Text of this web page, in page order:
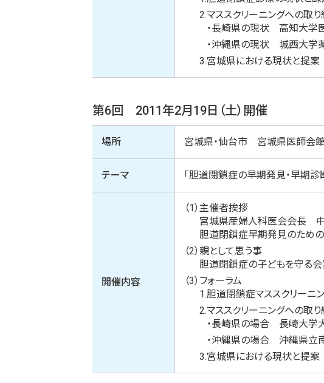
2.マススクリーニングへの取
・長崎県の現状 高知大
・沖縄県の現状 城西大学
3.宮城県における現状と提
第6回 2011年2月19日（土）開催
場所 宮城県・仙台市 宮城県医師会
テーマ 「胆道閉鎖症の早期発見・早期診
開催内容
（1） 主催者挨拶
宮城県産婦人科医会会長
胆道閉鎖症早期発見のた
（2） 親として思う事
胆道閉鎖症の子どもを守
（3） フォーラム
1.胆道閉鎖症マススクリー
2.マススクリーニングへの取
・長崎県の場合 長崎大
・沖縄県の場合 沖縄県立
3.宮城県における現状と